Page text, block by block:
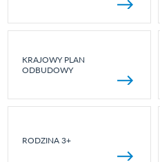
KRAJOWY PLAN
ODBUDOWY
RODZINA 3+